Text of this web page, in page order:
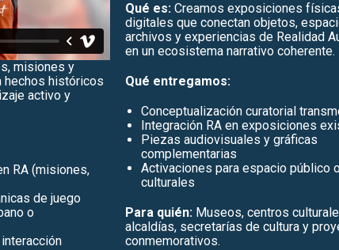
misiones y
hechos históricos
activo y
RA (misiones,
de juego
o
Qué es: Creamos exposiciones
digitales que conectan objetos,
archivos y experiencias de Realidad
en un ecosistema narrativo coherente.
Qué entregamos:
Conceptualización curatorial
Integración RA en exposiciones
Piezas audiovisuales y gráficas
complementarias
Activaciones para espacio público
culturales
Para quién: Museos, centros
alcaldías, secretarías de cultura y
conmemorativos.